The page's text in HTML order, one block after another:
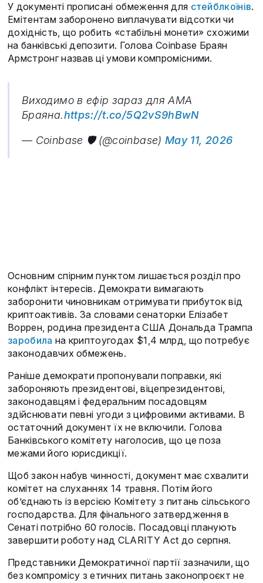
У документі прописані обмеження для стейблкоїнів.
Емітентам заборонено виплачувати відсотки чи
дохідність, що робить «стабільні монети» схожими
на банківські депозити. Голова Coinbase Браян
Армстронг назвав ці умови компромісними.
Виходимо в ефір зараз для AMA
Браяна.https://t.co/5Q2vS9hBwN
— Coinbase 🛡️ (@coinbase) May 11, 2026
Основним спірним пунктом лишається розділ про
конфлікт інтересів. Демократи вимагають
заборонити чиновникам отримувати прибуток від
криптоактивів. За словами сенаторки Елізабет
Воррен, родина президента США Дональда Трампа
заробила на криптоугодах $1,4 млрд, що потребує
законодавчих обмежень.
Раніше демократи пропонували поправки, які
забороняють президентові, віцепрезидентові,
законодавцям і федеральним посадовцям
здійснювати певні угоди з цифровими активами. В
остаточний документ їх не включили. Голова
Банківського комітету наголосив, що це поза
межами його юрисдикції.
Щоб закон набув чинності, документ має схвалити
комітет на слуханнях 14 травня. Потім його
об’єднають із версією Комітету з питань сільського
господарства. Для фінального затвердження в
Сенаті потрібно 60 голосів. Посадовці планують
завершити роботу над CLARITY Act до серпня.
Представники Демократичної партії зазначили, що
без компромісу з етичних питань законопроєкт не